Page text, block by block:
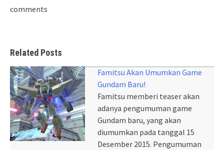
comments
Related Posts
Famitsu Akan Umumkan Game
Gundam Baru!
Famitsu memberi teaser akan
adanya pengumuman game
Gundam baru, yang akan
diumumkan pada tanggal 15
Desember 2015. Pengumuman